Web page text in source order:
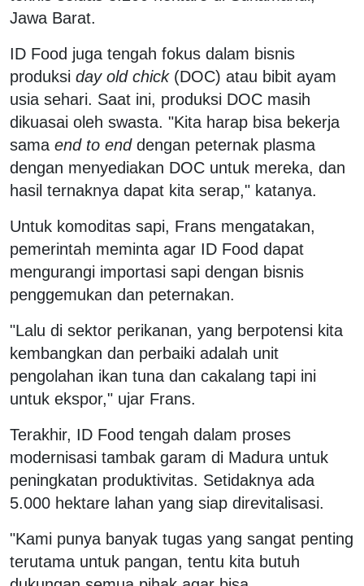
Jawa Barat.
ID Food juga tengah fokus dalam bisnis
produksi day old chick(DOC) atau bibit ayam
usia sehari. Saat ini, produksi DOC masih
dikuasai oleh swasta. "Kita harap bisa bekerja
sama end to enddengan peternak plasma
dengan menyediakan DOC untuk mereka, dan
hasil ternaknya dapat kita serap," katanya.
Untuk komoditas sapi, Frans mengatakan,
pemerintah meminta agar ID Food dapat
mengurangi importasi sapi dengan bisnis
penggemukan dan peternakan.
"Lalu di sektor perikanan, yang berpotensi kita
kembangkan dan perbaiki adalah unit
pengolahan ikan tuna dan cakalang tapi ini
untuk ekspor," ujar Frans.
Terakhir, ID Food tengah dalam proses
modernisasi tambak garam di Madura untuk
peningkatan produktivitas. Setidaknya ada
5.000 hektare lahan yang siap direvitalisasi.
"Kami punya banyak tugas yang sangat penting
terutama untuk pangan, tentu kita butuh